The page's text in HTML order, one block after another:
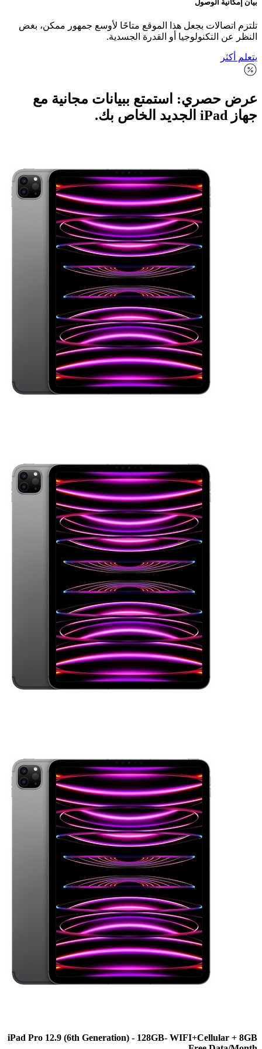
الوصول
بجعل هذا الموقع متاحًا لأوسع جمهور ممكن، بغض
التكنولوجيا أو القدرة الجسدية.
استمتع ببيانات مجانية مع
iPad Pro 12.9 (6th Generation) - 128GB-